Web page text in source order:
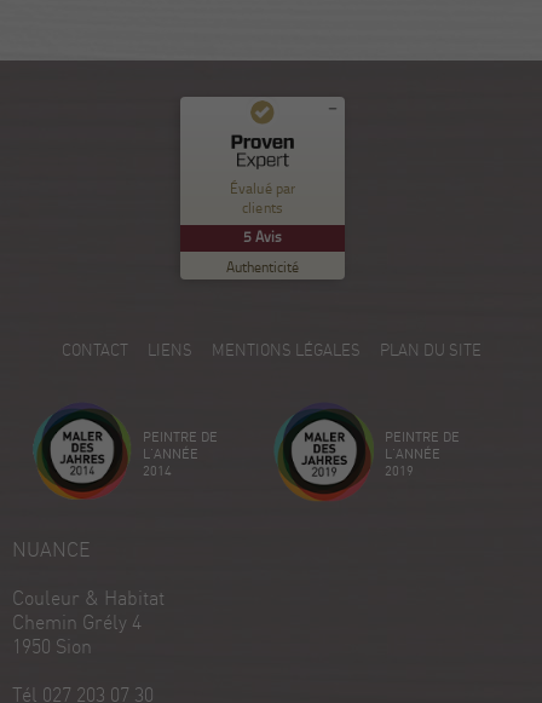
Évalué par
clients
5Avis
Authenticité
Commentaires et expériences des clients pour
Nuance Sion
100
%
Recommandé sur
ProvenExpert.com
EXCELLENT
5.00
/
5
Créez votre propre sceau maintenant
18/12/2025
Voir le profil
CONTACT LIENS MENTIONS LÉGALES PLAN DU SITE
PEINTRE DE
L'ANNÉE
2014
PEINTRE DE
L'ANNÉE
2019
NUANCE
Couleur & Habitat
Chemin Grély 4
1950 Sion
Tél 027 203 07 30